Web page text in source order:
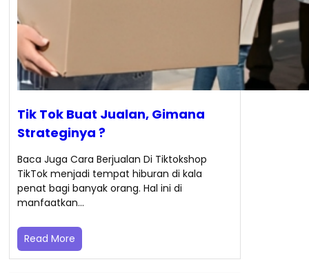
Tik Tok Buat Jualan, Gimana
Strateginya ?
Baca Juga Cara Berjualan Di Tiktokshop
TikTok menjadi tempat hiburan di kala
penat bagi banyak orang. Hal ini di
manfaatkan…
Read More